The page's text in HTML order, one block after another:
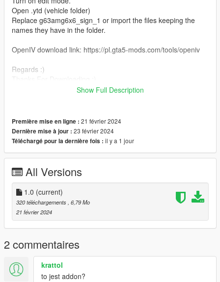
Open .ytd (vehicle folder)
Replace g63amg6x6_sign_1 or import the files keeping the
names they have in the folder.
OpenIV download link: https://pl.gta5-mods.com/tools/openiv
Regards :)
-----------------
Wymaga: https://pl.gta5-mods.com/vehicles/2015-nissan-gtr-
jak pobrać:
Pobierz lub otwórz OpenIV.
Włącz tryb edycji.
Otwórz .ytd (folder pojazdu)
Zastąp g63amg6x6_sign_1 lub zaimportuj pliki, zachowując
nazwy, jakie mają w folderze.
mods.com/tools/openiv
Pozdro :)
Dziękuje za pobranie :)
Show Full Description
Première mise en ligne : 21 février 2024
Dernière mise à jour : 23 février 2024
Téléchargé pour la dernière fois : il y a 1 jour
All Versions
1.0 (current)
320 téléchargements , 6,79 Mo
21 février 2024
2 commentaires
krattol
to jest addon?